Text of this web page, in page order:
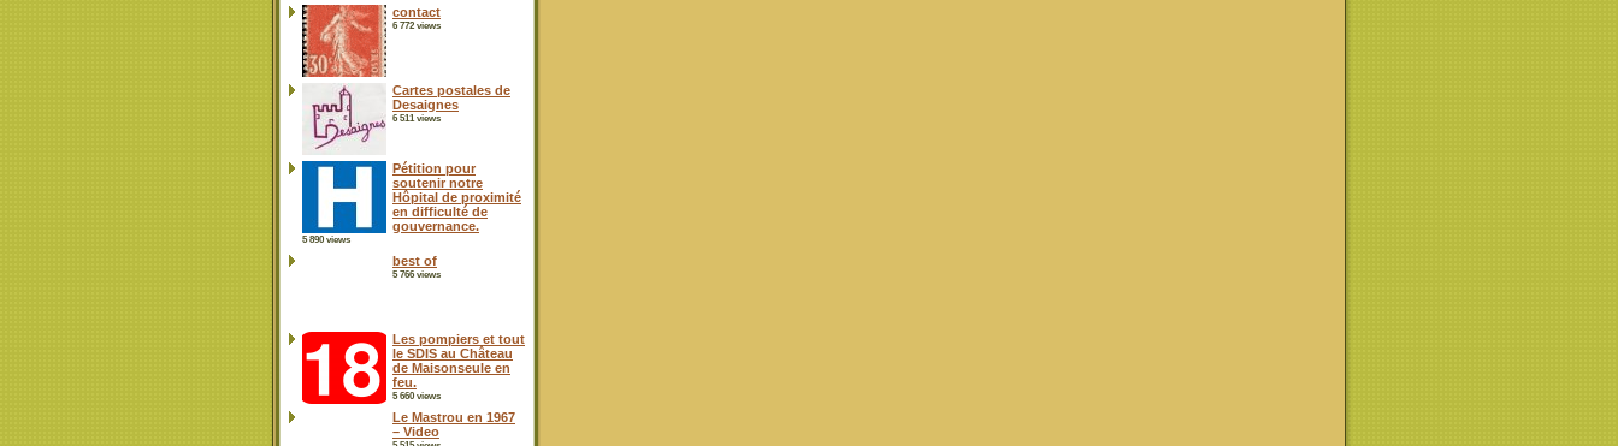
contact
6 772 views
Cartes postales de
Desaignes
6 511 views
Pétition pour
soutenir notre
Hôpital de proximité
en difficulté de
gouvernance.
5 890 views
best of
5 766 views
Les pompiers et tout
le SDIS au Château
de Maisonseule en
feu.
5 660 views
Le Mastrou en 1967
– Video